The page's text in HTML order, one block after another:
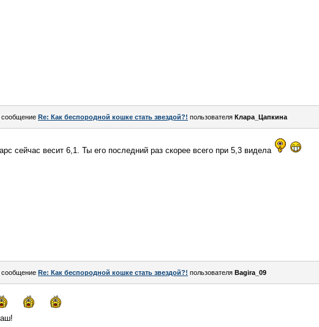
сообщение Re: Как беспородной кошке стать звездой?! пользователя Клара_Цапкина
сейчас весит 6,1. Ты его последний раз скорее всего при 5,3 видела
сообщение Re: Как беспородной кошке стать звездой?! пользователя Bagira_09